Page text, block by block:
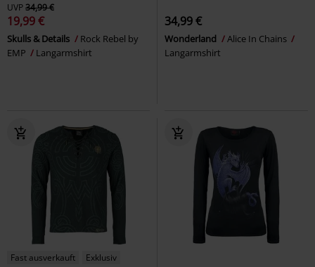
UVP34,99 €
19,99 €
Skulls & Details
Rock Rebel by
EMP
Langarmshirt
34,99 €
Wonderland
Alice In Chains
Langarmshirt
Fast ausverkauft
Exklusiv